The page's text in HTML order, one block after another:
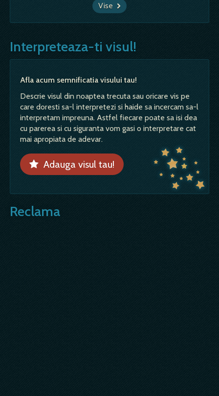
Vise
Interpreteaza-ti visul!
Afla acum semnificatia visului tau!
Descrie visul din noaptea trecuta sau oricare vis pe
care doresti sa-l interpretezi si haide sa incercam sa-l
interpretam impreuna. Astfel fiecare poate sa isi dea
cu parerea si cu siguranta vom gasi o interpretare cat
mai apropiata de adevar.
Adauga visul tau!
Reclama